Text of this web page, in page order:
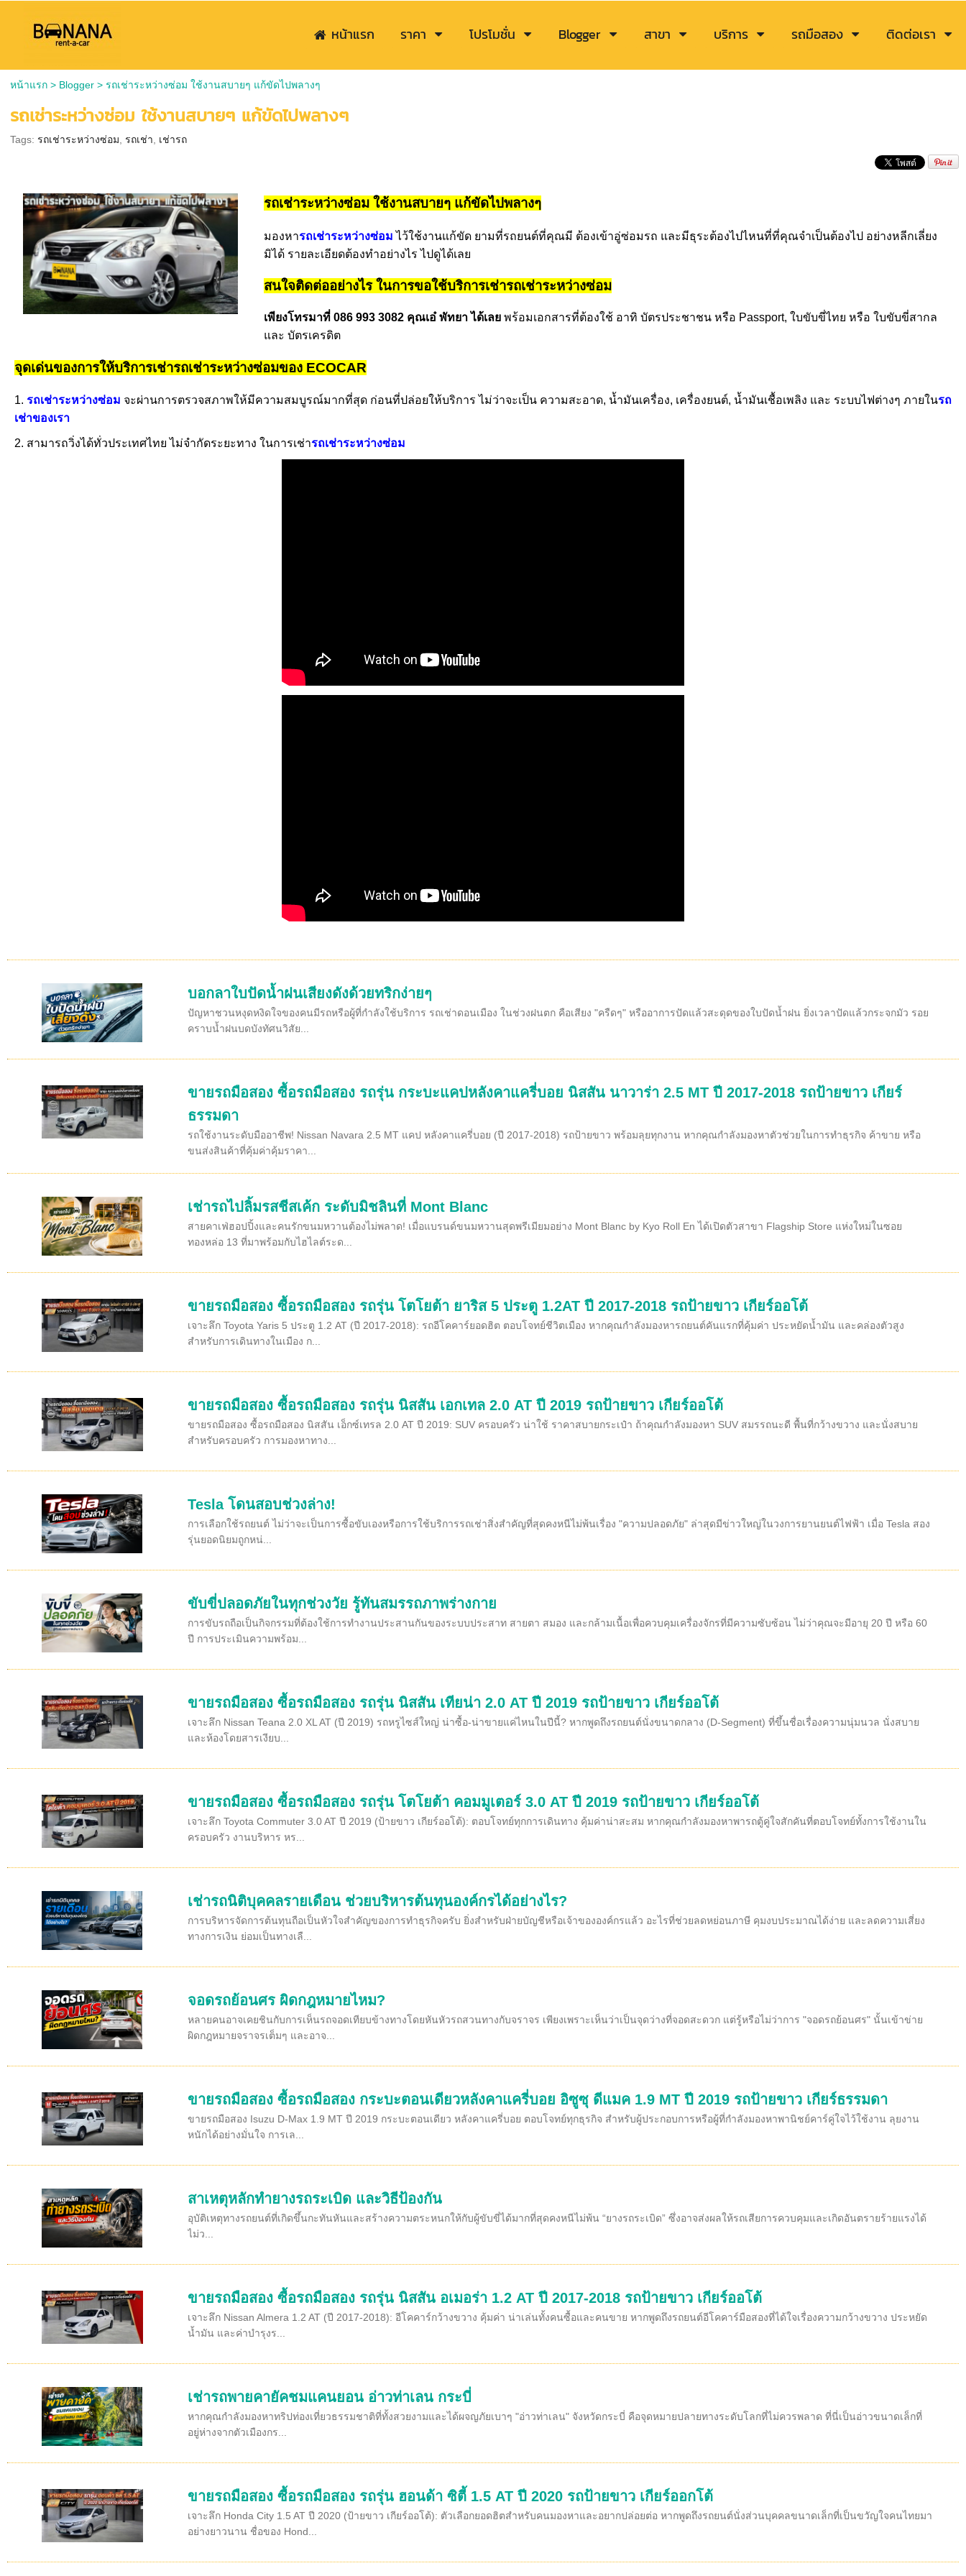
หน้าแรก ราคา โปรโมชั่น Blogger สาขา บริการ รถมือสอง ติดต่อเรา
หน้าแรก> Blogger> รถเช่าระหว่างซ่อม ใช้งานสบายๆ แก้ขัดไปพลางๆ
รถเช่าระหว่างซ่อม ใช้งานสบายๆ แก้ขัดไปพลางๆ
Tags: รถเช่าระหว่างซ่อม รถเช่า เช่ารถ
รถเช่าระหว่างซ่อม ใช้งานสบายๆ แก้ขัดไปพลางๆ
มองหารถเช่าระหว่างซ่อม ไว้ใช้งานแก้ขัด ยามที่รถยนต์ที่คุณมี ต้องเข้าอู่ซ่อมรถ และมีธุระต้องไปไหนที่ที่คุณจำเป็นต้องไป อย่างหลีกเลี่ยง
มิได้ รายละเอียดต้องทำอย่างไร ไปดูได้เลย
สนใจติดต่ออย่างไร ในการขอใช้บริการเช่ารถเช่าระหว่างซ่อม
เพียงโทรมาที่ 086 993 3082 คุณเอ๋ พัทยา ได้เลย พร้อมเอกสารที่ต้องใช้ อาทิ บัตรประชาชน หรือ Passport, ใบขับขี่ไทย หรือ ใบขับขี่สากล
และ บัตรเครดิต
จุดเด่นของการให้บริการเช่ารถเช่าระหว่างซ่อมของ ECOCAR
1. รถเช่าระหว่างซ่อม จะผ่านการตรวจสภาพให้มีความสมบูรณ์มากที่สุด ก่อนที่ปล่อยให้บริการ ไม่ว่าจะเป็น ความสะอาด, น้ำมันเครื่อง, เครื่องยนต์, น้ำมันเชื้อเพลิง และ ระบบไฟต่างๆ ภายในรถ
เช่าของเรา
2. สามารถวิ่งได้ทั่วประเทศไทย ไม่จำกัดระยะทาง ในการเช่ารถเช่าระหว่างซ่อม
บอกลาใบปัดน้ำฝนเสียงดังด้วยทริกง่ายๆ
ปัญหาชวนหงุดหงิดใจของคนมีรถหรือผู้ที่กำลังใช้บริการ รถเช่าดอนเมือง ในช่วงฝนตก คือเสียง "ครืดๆ" หรืออาการปัดแล้วสะดุดของใบปัดน้ำฝน ยิ่งเวลาปัดแล้วกระจกมัว รอย
คราบน้ำฝนบดบังทัศนวิสัย...
ขายรถมือสอง ซื้อรถมือสอง รถรุ่น กระบะแคปหลังคาแครี่บอย นิสสัน นาวาร่า 2.5 MT ปี 2017-2018 รถป้ายขาว เกียร์
ธรรมดา
รถใช้งานระดับมืออาชีพ! Nissan Navara 2.5 MT แคป หลังคาแครี่บอย (ปี 2017-2018) รถป้ายขาว พร้อมลุยทุกงาน หากคุณกำลังมองหาตัวช่วยในการทำธุรกิจ ค้าขาย หรือ
ขนส่งสินค้าที่คุ้มค่าคุ้มราคา...
เช่ารถไปลิ้มรสชีสเค้ก ระดับมิชลินที่ Mont Blanc
สายคาเฟ่ฮอปปิ้งและคนรักขนมหวานต้องไม่พลาด! เมื่อแบรนด์ขนมหวานสุดพรีเมียมอย่าง Mont Blanc by Kyo Roll En ได้เปิดตัวสาขา Flagship Store แห่งใหม่ในซอย
ทองหล่อ 13 ที่มาพร้อมกับไฮไลต์ระด...
ขายรถมือสอง ซื้อรถมือสอง รถรุ่น โตโยต้า ยาริส 5 ประตู 1.2AT ปี 2017-2018 รถป้ายขาว เกียร์ออโต้
เจาะลึก Toyota Yaris 5 ประตู 1.2 AT (ปี 2017-2018): รถอีโคคาร์ยอดฮิต ตอบโจทย์ชีวิตเมือง หากคุณกำลังมองหารถยนต์คันแรกที่คุ้มค่า ประหยัดน้ำมัน และคล่องตัวสูง
สำหรับการเดินทางในเมือง ก...
ขายรถมือสอง ซื้อรถมือสอง รถรุ่น นิสสัน เอกเทล 2.0 AT ปี 2019 รถป้ายขาว เกียร์ออโต้
ขายรถมือสอง ซื้อรถมือสอง นิสสัน เอ็กซ์เทรล 2.0 AT ปี 2019: SUV ครอบครัว น่าใช้ ราคาสบายกระเป๋า ถ้าคุณกำลังมองหา SUV สมรรถนะดี พื้นที่กว้างขวาง และนั่งสบาย
สำหรับครอบครัว การมองหาทาง...
Tesla โดนสอบช่วงล่าง!
การเลือกใช้รถยนต์ ไม่ว่าจะเป็นการซื้อขับเองหรือการใช้บริการรถเช่าสิ่งสำคัญที่สุดคงหนีไม่พ้นเรื่อง "ความปลอดภัย" ล่าสุดมีข่าวใหญ่ในวงการยานยนต์ไฟฟ้า เมื่อ Tesla สอง
รุ่นยอดนิยมถูกหน่...
ขับขี่ปลอดภัยในทุกช่วงวัย รู้ทันสมรรถภาพร่างกาย
การขับรถถือเป็นกิจกรรมที่ต้องใช้การทำงานประสานกันของระบบประสาท สายตา สมอง และกล้ามเนื้อเพื่อควบคุมเครื่องจักรที่มีความซับซ้อน ไม่ว่าคุณจะมีอายุ 20 ปี หรือ 60
ปี การประเมินความพร้อม...
ขายรถมือสอง ซื้อรถมือสอง รถรุ่น นิสสัน เทียน่า 2.0 AT ปี 2019 รถป้ายขาว เกียร์ออโต้
เจาะลึก Nissan Teana 2.0 XL AT (ปี 2019) รถหรูไซส์ใหญ่ น่าซื้อ-น่าขายแค่ไหนในปีนี้? หากพูดถึงรถยนต์นั่งขนาดกลาง (D-Segment) ที่ขึ้นชื่อเรื่องความนุ่มนวล นั่งสบาย
และห้องโดยสารเงียบ...
ขายรถมือสอง ซื้อรถมือสอง รถรุ่น โตโยต้า คอมมูเตอร์ 3.0 AT ปี 2019 รถป้ายขาว เกียร์ออโต้
เจาะลึก Toyota Commuter 3.0 AT ปี 2019 (ป้ายขาว เกียร์ออโต้): ตอบโจทย์ทุกการเดินทาง คุ้มค่าน่าสะสม หากคุณกำลังมองหาพารถตู้คู่ใจสักคันที่ตอบโจทย์ทั้งการใช้งานใน
ครอบครัว งานบริหาร หร...
เช่ารถนิติบุคคลรายเดือน ช่วยบริหารต้นทุนองค์กรได้อย่างไร?
การบริหารจัดการต้นทุนถือเป็นหัวใจสำคัญของการทำธุรกิจครับ ยิ่งสำหรับฝ่ายบัญชีหรือเจ้าขององค์กรแล้ว อะไรที่ช่วยลดหย่อนภาษี คุมงบประมาณได้ง่าย และลดความเสี่ยง
ทางการเงิน ย่อมเป็นทางเลื...
จอดรถย้อนศร ผิดกฎหมายไหม?
หลายคนอาจเคยชินกับการเห็นรถจอดเทียบข้างทางโดยหันหัวรถสวนทางกับจราจร เพียงเพราะเห็นว่าเป็นจุดว่างที่จอดสะดวก แต่รู้หรือไม่ว่าการ "จอดรถย้อนศร" นั้นเข้าข่าย
ผิดกฎหมายจราจรเต็มๆ และอาจ...
ขายรถมือสอง ซื้อรถมือสอง กระบะตอนเดียวหลังคาแครี่บอย อิซูซุ ดีแมค 1.9 MT ปี 2019 รถป้ายขาว เกียร์ธรรมดา
ขายรถมือสอง Isuzu D-Max 1.9 MT ปี 2019 กระบะตอนเดียว หลังคาแครี่บอย ตอบโจทย์ทุกธุรกิจ สำหรับผู้ประกอบการหรือผู้ที่กำลังมองหาพานิชย์คาร์คู่ใจไว้ใช้งาน ลุยงาน
หนักได้อย่างมั่นใจ การเล...
สาเหตุหลักทำยางรถระเบิด และวิธีป้องกัน
อุบัติเหตุทางรถยนต์ที่เกิดขึ้นกะทันหันและสร้างความตระหนกให้กับผู้ขับขี่ได้มากที่สุดคงหนีไม่พ้น “ยางรถระเบิด” ซึ่งอาจส่งผลให้รถเสียการควบคุมและเกิดอันตรายร้ายแรงได้
ไม่ว...
ขายรถมือสอง ซื้อรถมือสอง รถรุ่น นิสสัน อเมอร่า 1.2 AT ปี 2017-2018 รถป้ายขาว เกียร์ออโต้
เจาะลึก Nissan Almera 1.2 AT (ปี 2017-2018): อีโคคาร์กว้างขวาง คุ้มค่า น่าเล่นทั้งคนซื้อและคนขาย หากพูดถึงรถยนต์อีโคคาร์มือสองที่ได้ใจเรื่องความกว้างขวาง ประหยัด
น้ำมัน และค่าบำรุงร...
เช่ารถพายคายัคชมแคนยอน อ่าวท่าเลน กระบี่
หากคุณกำลังมองหาทริปท่องเที่ยวธรรมชาติที่ทั้งสวยงามและได้ผจญภัยเบาๆ "อ่าวท่าเลน" จังหวัดกระบี่ คือจุดหมายปลายทางระดับโลกที่ไม่ควรพลาด ที่นี่เป็นอ่าวขนาดเล็กที่
อยู่ห่างจากตัวเมืองกร...
ขายรถมือสอง ซื้อรถมือสอง รถรุ่น ฮอนด้า ซิตี้ 1.5 AT ปี 2020 รถป้ายขาว เกียร์ออกโต้
เจาะลึก Honda City 1.5 AT ปี 2020 (ป้ายขาว เกียร์ออโต้): ตัวเลือกยอดฮิตสำหรับคนมองหาและอยากปล่อยต่อ หากพูดถึงรถยนต์นั่งส่วนบุคคลขนาดเล็กที่เป็นขวัญใจคนไทยมา
อย่างยาวนาน ชื่อของ Hond...